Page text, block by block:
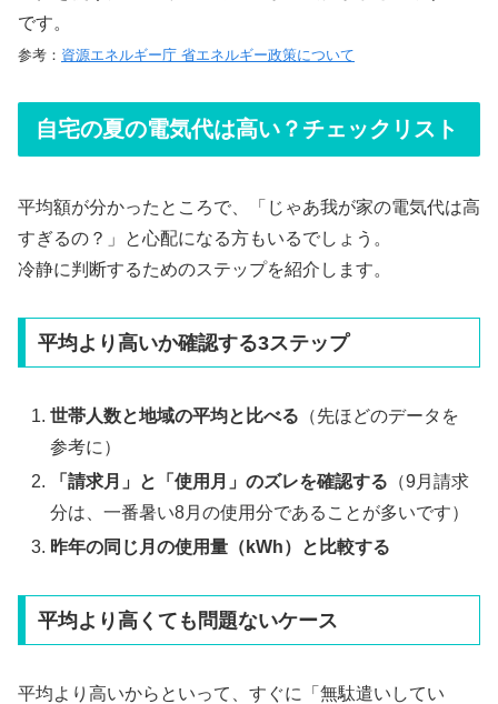
です。
参考： 資源エネルギー庁 省エネルギー政策について
自宅の夏の電気代は高い？チェックリスト
平均額が分かったところで、「じゃあ我が家の電気代は高
すぎるの？」と心配になる方もいるでしょう。
冷静に判断するためのステップを紹介します。
平均より高いか確認する3ステップ
世帯人数と地域の平均と比べる （先ほどのデータを
参考に）
「請求月」と「使用月」のズレを確認する （9月請求
分は、一番暑い8月の使用分であることが多いです）
昨年の同じ月の使用量（kWh）と比較する
平均より高くても問題ないケース
平均より高いからといって、すぐに「無駄遣いしてい